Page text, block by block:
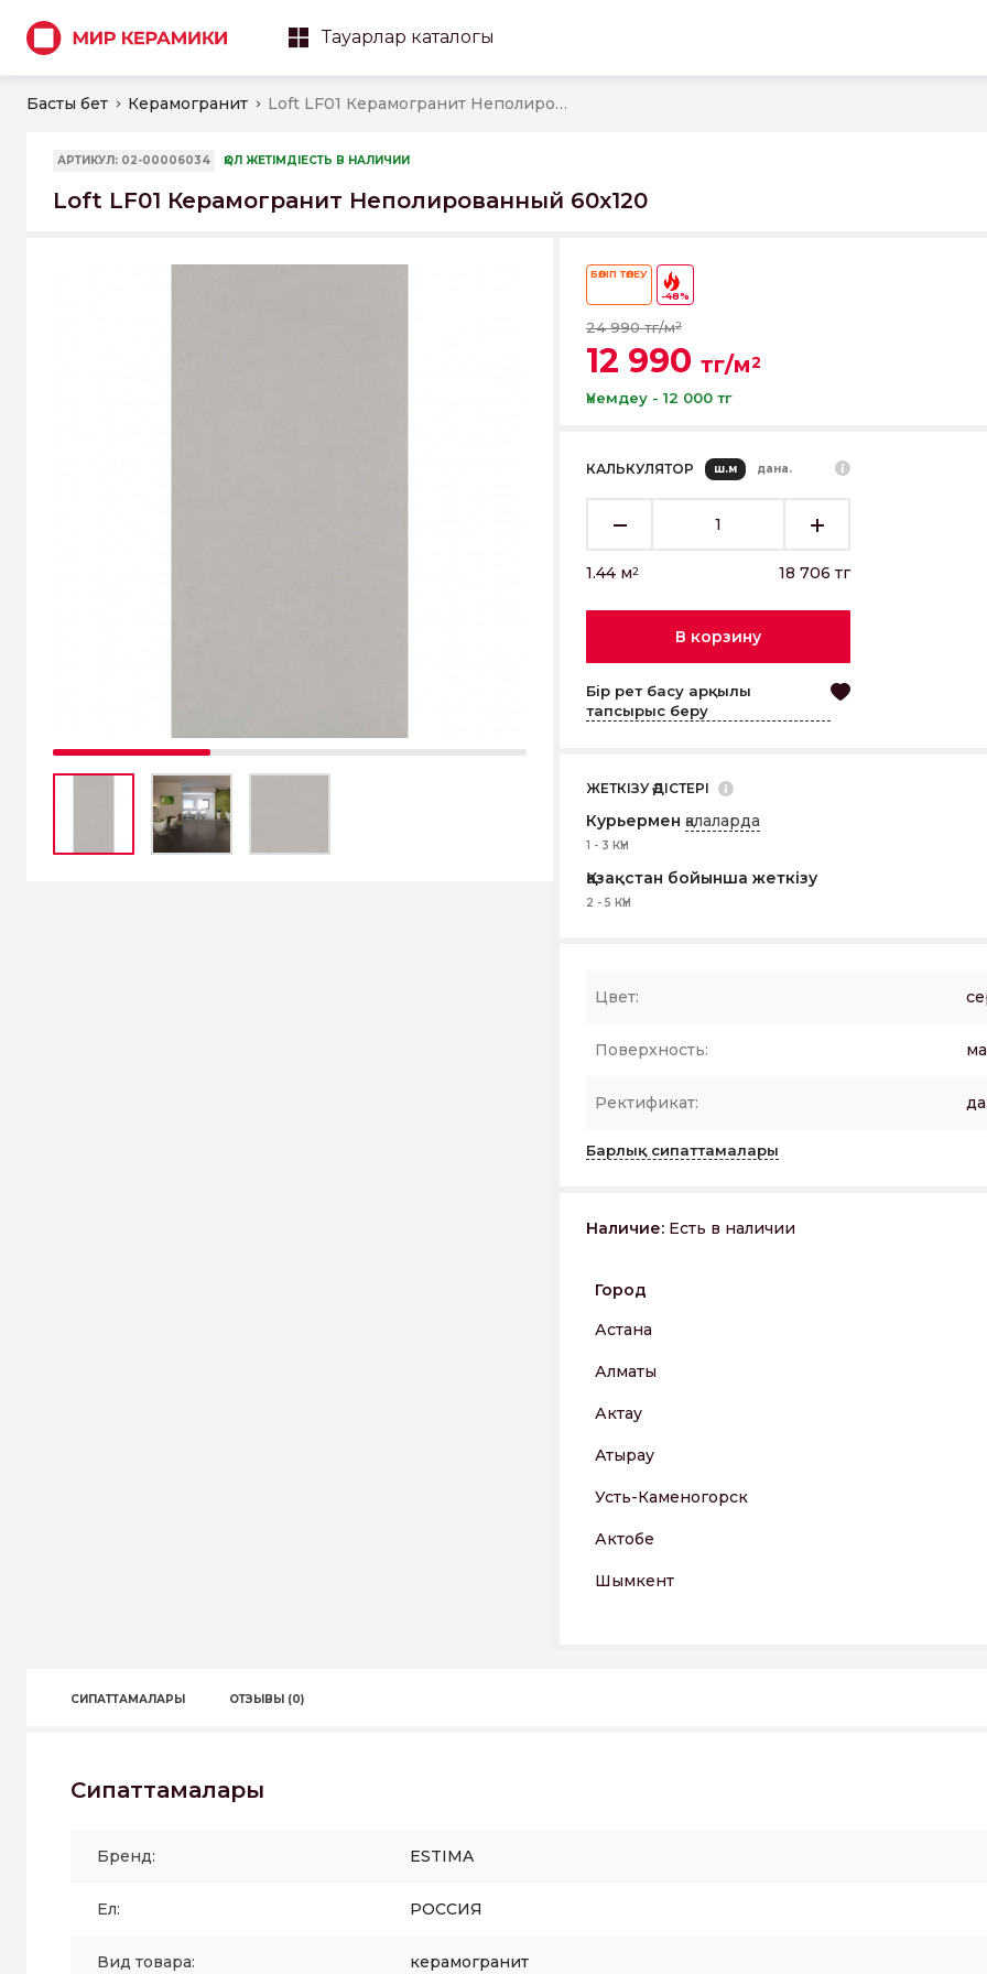
Тауарлар каталогы
Басты бет Керамогранит Loft LF01 Керамогранит Неполированный 60x120
АРТИКУЛ: 02-00006034 ҚОЛ ЖЕТІМДІЕСТЬ В НАЛИЧИИ
Loft LF01 Керамогранит Неполированный 60x120
БӨЛІП ТӨЛЕУ
-48%
24 990 тг/м2
12 990 тг/м2
Үнемдеу - 12 000 тг
КАЛЬКУЛЯТОР ш.м дана.
1.44 м2 18 706 тг
В корзину
Бір рет басу арқылы
тапсырыс беру
ЖЕТКІЗУ ӘДІСТЕРІ
Курьермен қалаларда
1 - 3 КҮН
Қазақстан бойынша жеткізу
2 - 5 КҮН
Цвет:
Поверхность:
Ректификат: да
Барлық сипаттамалары
Наличие: Есть в наличии
Город
Астана
Алматы
Актау
Атырау
Усть-Каменогорск
Актобе
Шымкент
СИПАТТАМАЛАРЫ ОТЗЫВЫ (0)
Сипаттамалары
Бренд: ESTIMA
Ел: РОССИЯ
Вид товара: керамогранит